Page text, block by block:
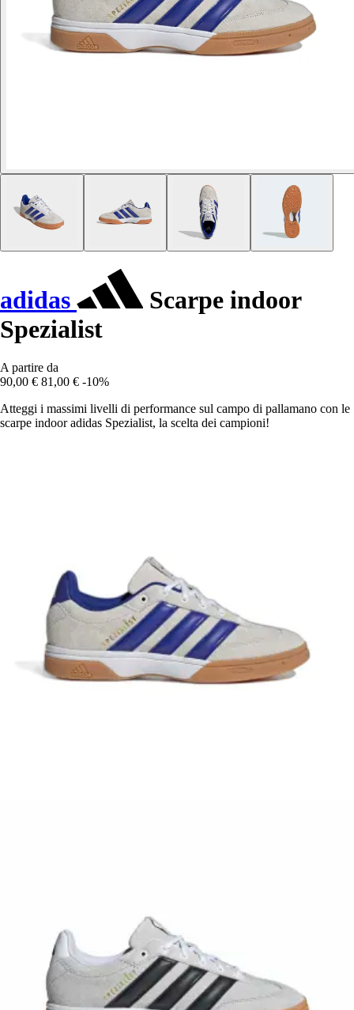
adidas
Scarpe indoor
Spezialist
A partire da
90,00 € 81,00 € -10%
Atteggi i massimi livelli di performance sul campo di pallamano con le
scarpe indoor adidas Spezialist, la scelta dei campioni!